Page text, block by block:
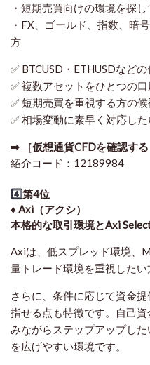
・短期売買向けの環境を探
・FX、ゴールド、指数、暗
方
✅ BTCUSD・ETHUSDなど
✅ 複数アセットをひとつの
✅ 短期売買を重視する方の
✅ 相場変動に素早く対応し
➡ ［仮想通貨CFDを確認する
紹介コード：12189984
4️⃣第4位
♦️ Axi（アクシ）
本格的な取引環境とAxi
Axiは、低スプレッド環境、
量トレード環境を重視したい
さらに、条件に応じて資金
指せる点も特徴です。自己
みながらステップアップし
を広げやすい環境です。